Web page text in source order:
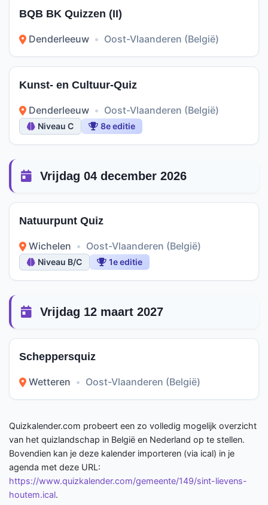
BQB BK Quizzen (II)
Denderleeuw • Oost-Vlaanderen (België)
Kunst- en Cultuur-Quiz
Denderleeuw • Oost-Vlaanderen (België)
Niveau C 8e editie
Vrijdag 04 december 2026
Natuurpunt Quiz
Wichelen • Oost-Vlaanderen (België)
Niveau B/C 1e editie
Vrijdag 12 maart 2027
Scheppersquiz
Wetteren • Oost-Vlaanderen (België)
Quizkalender.com probeert een zo volledig mogelijk overzicht
van het quizlandschap in België en Nederland op te stellen.
Bovendien kan je deze kalender importeren (via ical) in je
agenda met deze URL:
https://www.quizkalender.com/gemeente/149/sint-lievens-
houtem.ical.